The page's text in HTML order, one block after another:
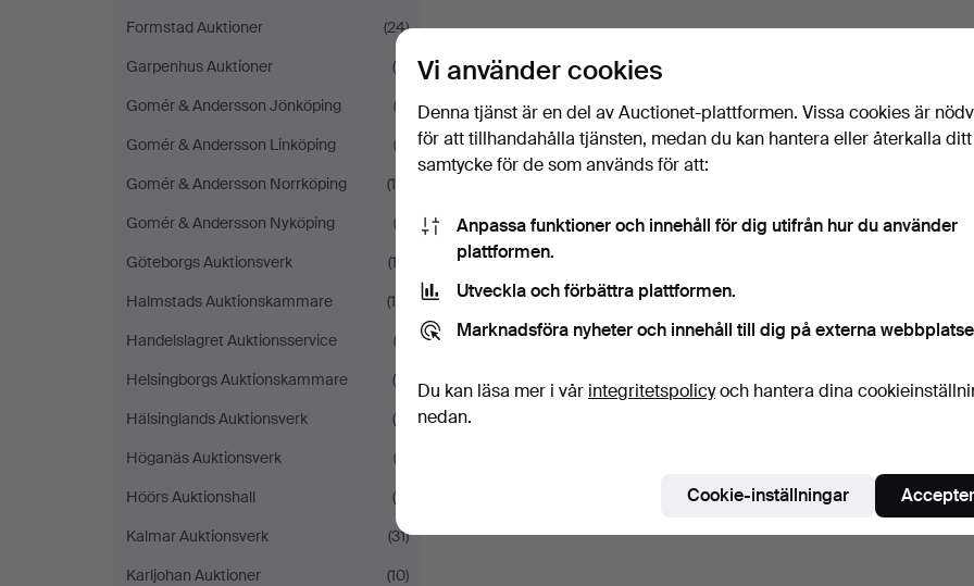
Formstad Auktioner
(24)
Garpenhus Auktioner
(9)
Gomér & Andersson Jönköping
(2)
Gomér & Andersson Linköping
(2)
Gomér & Andersson Norrköping
(10)
Gomér & Andersson Nyköping
(2)
Göteborgs Auktionsverk
(12)
Halmstads Auktionskammare
(15)
Handelslagret Auktionsservice
(2)
Helsingborgs Auktionskammare
(9)
Hälsinglands Auktionsverk
(5)
Höganäs Auktionsverk
(3)
Höörs Auktionshall
(5)
Kalmar Auktionsverk
(31)
Karljohan Auktioner
(10)
Vi använder cookies
Denna tjänst är en del av Auctionet-plattformen. Vissa cookies är
för att tillhandahålla tjänsten, medan du kan hantera eller återkalla ditt
samtycke för de som används för att:
Anpassa funktioner och innehåll för dig utifrån hur du använder
plattformen.
Utveckla och förbättra plattformen.
Marknadsföra nyheter och innehåll till dig på externa
Du kan läsa mer i vår integritetspolicyoch hantera dina
nedan.
Cookie-inställningar